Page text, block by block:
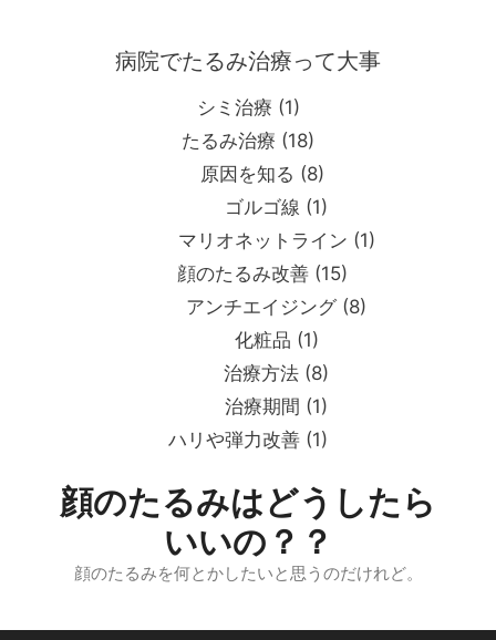
病院でたるみ治療って大事
シミ治療 (1)
たるみ治療 (18)
原因を知る (8)
ゴルゴ線 (1)
マリオネットライン (1)
顔のたるみ改善(15)
アンチエイジング (8)
化粧品 (1)
治療方法 (8)
治療期間 (1)
ハリや弾力改善 (1)
顔のたるみはどうしたら
いいの？？
顔のたるみを何とかしたいと思うのだけれど。